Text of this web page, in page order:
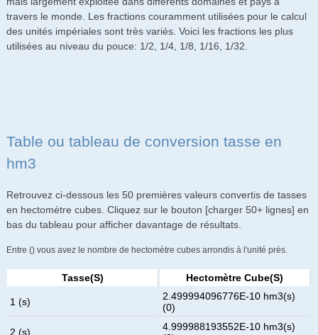
travers le monde. Les fractions couramment utilisées pour le calcul
des unités impériales sont très variés. Voici les fractions les plus
utilisées au niveau du pouce: 1/2, 1/4, 1/8, 1/16, 1/32.
Table ou tableau de conversion tasse en
hm3
Retrouvez ci-dessous les 50 premières valeurs convertis de tasses
en hectomètre cubes. Cliquez sur le bouton [charger 50+ lignes] en
bas du tableau pour afficher davantage de résultats.
Entre () vous avez le nombre de hectomètre cubes arrondis à l'unité près.
Tasse(s) Hectomètre Cube(s)
1 (s)
2.499994096776E-10 hm3(s)
(0)
2 (s)
4.999988193552E-10 hm3(s)